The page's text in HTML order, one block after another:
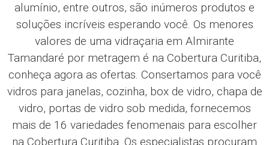
alumínio, entre outros, são inúmeros produtos e
soluções incríveis esperando você. Os menores
valores de uma vidraçaria em Almirante
Tamandaré por metragem é na Cobertura Curitiba,
conheça agora as ofertas. Consertamos para você
vidros para janelas, cozinha, box de vidro, chapa de
vidro, portas de vidro sob medida, fornecemos
mais de 16 variedades fenomenais para escolher
na Cobertura Curitiba. Os especialistas procuram